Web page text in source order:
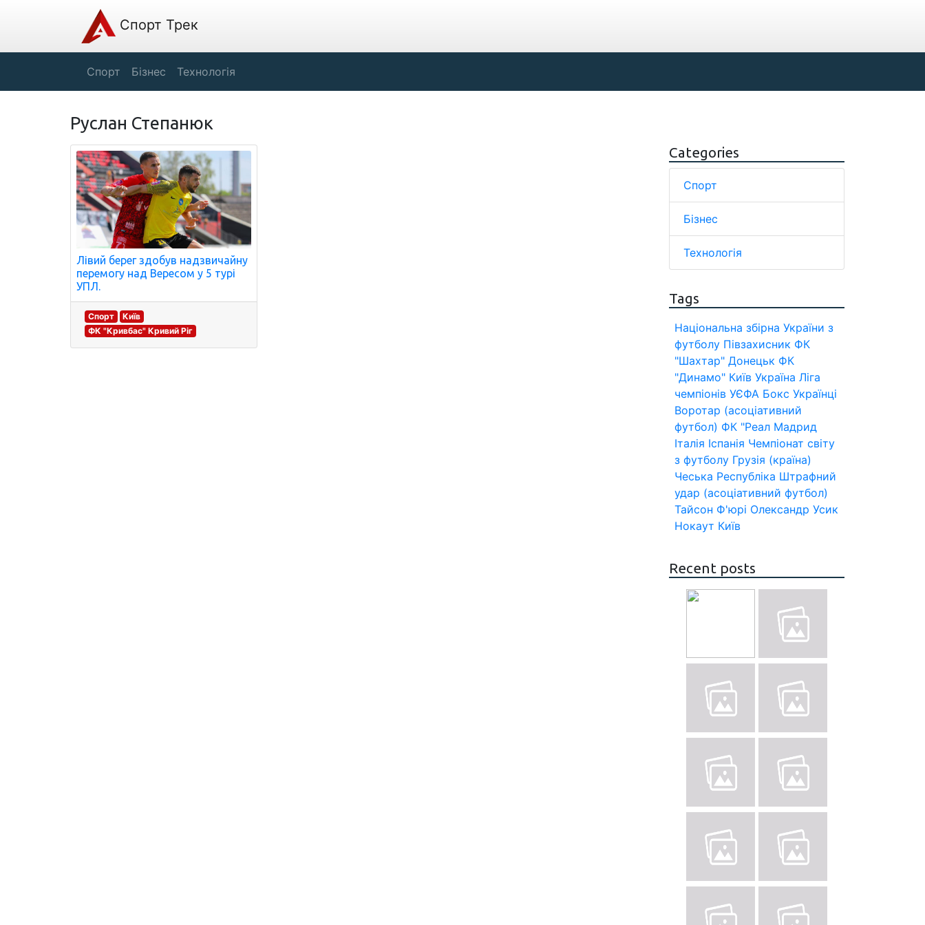
Спорт Трек
Спорт Бізнес Технологія
Руслан Степанюк
Лівий берег здобув надзвичайну
перемогу над Вересом у 5 турі
УПЛ.
Спорт
Київ
ФК "Кривбас" Кривий Ріг
Categories
Спорт
Бізнес
Технологія
Tags
Національна збірна України з
футболу Півзахисник ФК
"Шахтар" Донецьк ФК
"Динамо" Київ Україна Ліга
чемпіонів УЄФА Бокс Українці
Воротар (асоціативний
футбол) ФК "Реал Мадрид
Італія Іспанія Чемпіонат світу
з футболу Грузія (країна)
Чеська Республіка Штрафний
удар (асоціативний футбол)
Тайсон Ф'юрі Олександр Усик
Нокаут Київ
Recent posts